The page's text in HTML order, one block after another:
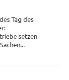
Tag des
setzen